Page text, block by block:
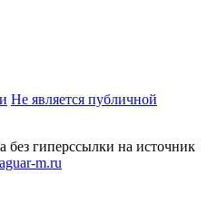
Не является публичной
без гиперссылки на источник
m.ru